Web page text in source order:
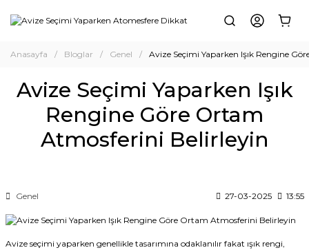
Anasayfa Bloglar Genel Avize Seçimi Yaparken Işık Rengine
Avize Seçimi Yaparken Işık
Rengine Göre Ortam
Atmosferini Belirleyin
Genel 27-03-2025 13:55
Avize seçimi yaparken genellikle tasarımına odaklanılır fakat ışık rengi,